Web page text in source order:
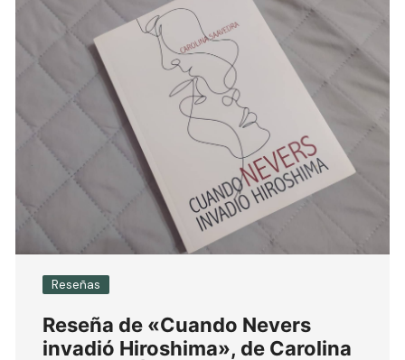
Reseñas
Reseña de «Cuando Nevers
invadió Hiroshima», de Carolina